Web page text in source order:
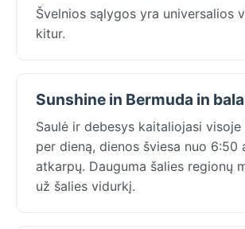
Švelnios sąlygos yra universalios
kitur.
Sunshine in Bermuda in
Saulė ir debesys kaitaliojasi
per dieną, dienos šviesa nuo
atkarpų. Dauguma šalies regionų
už šalies vidurkį.